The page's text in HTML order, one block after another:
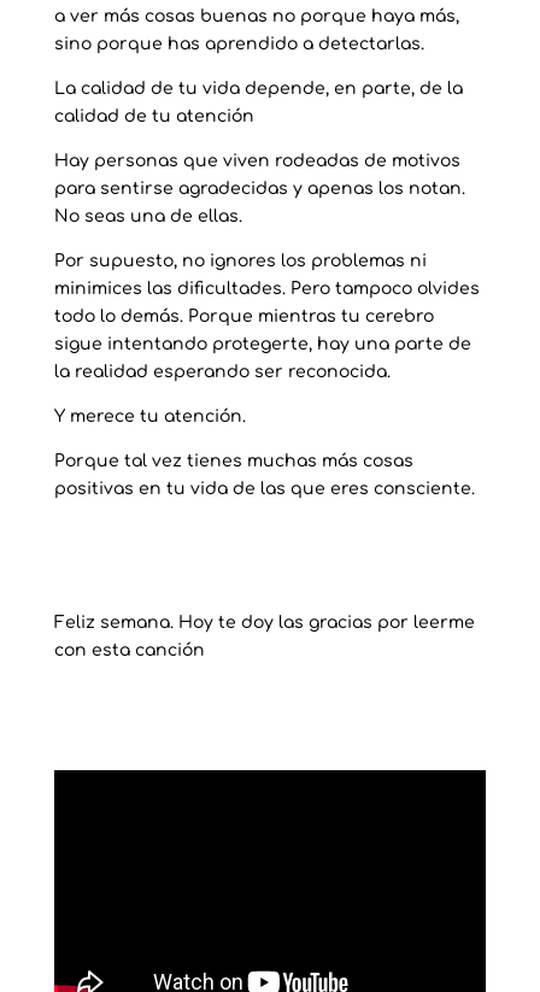
a ver más cosas buenas no porque haya más,
sino porque has aprendido a detectarlas.
La calidad de tu vida depende, en parte, de la
calidad de tu atención
Hay personas que viven rodeadas de motivos
para sentirse agradecidas y apenas los notan.
No seas una de ellas.
Por supuesto, no ignores los problemas ni
minimices las dificultades. Pero tampoco olvides
todo lo demás. Porque mientras tu cerebro
sigue intentando protegerte, hay una parte de
la realidad esperando ser reconocida.
Y merece tu atención.
Porque tal vez tienes muchas más cosas
positivas en tu vida de las que eres consciente.
Feliz semana. Hoy te doy las gracias por leerme
con esta canción